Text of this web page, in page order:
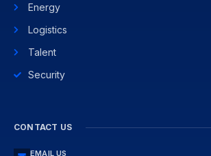
Energy
Logistics
Talent
Security
CONTACT US
EMAIL US